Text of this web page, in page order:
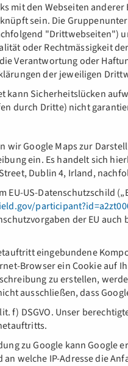
mit den Webseiten
sein. Die
"Drittwebseiten")
oder Rechtmässigkeit
Verantwortung oder
der jeweiligen
kann Sicherheitslücken
durch Dritte) nicht
wir Google Maps zur
ein. Es handelt sich
Dublin 4, Irland,
US-Datenschutzschild
der EU
eingebundene
Browser ein Cookie auf
zu erstellen,
ausschließen, dass
f) DSGVO. Unser
zu Google kann Google
welche IP-Adresse die